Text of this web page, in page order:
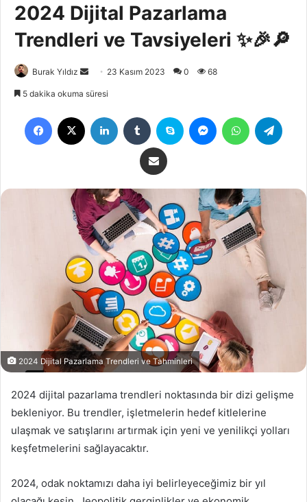
2024 Dijital Pazarlama
Trendleri ve Tavsiyeleri ✨🎉🔎
Burak Yıldız 23 Kasım 2023 0 68
5 dakika okuma süresi
2024 Dijital Pazarlama Trendleri ve Tahminleri
2024 dijital pazarlama trendleri noktasında bir dizi gelişme
bekleniyor. Bu trendler, işletmelerin hedef kitlelerine
ulaşmak ve satışlarını artırmak için yeni ve yenilikçi yolları
keşfetmelerini sağlayacaktır.
2024, odak noktamızı daha iyi belirleyeceğimiz bir yıl